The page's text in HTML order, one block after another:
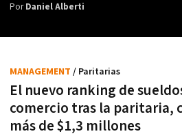
PorDaniel Alberti
El nuevo ranking de
comercio tras la paritaria,
más de $1,3 millones
MANAGEMENT / Paritarias